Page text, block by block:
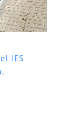
IES